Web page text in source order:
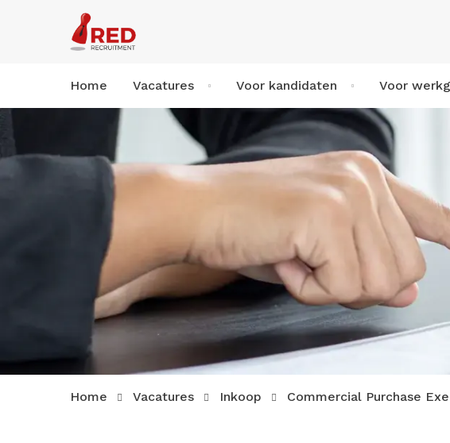
Home Vacatures Voor kandidaten Voor
Home Vacatures Inkoop Commercial Purchase